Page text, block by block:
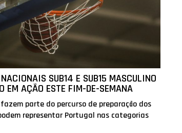
SUB14 E SUB15 MASCULINO
EM AÇÃO ESTE FIM-DE-SEMANA
parte do percurso de preparação dos
representar Portugal nas categorias